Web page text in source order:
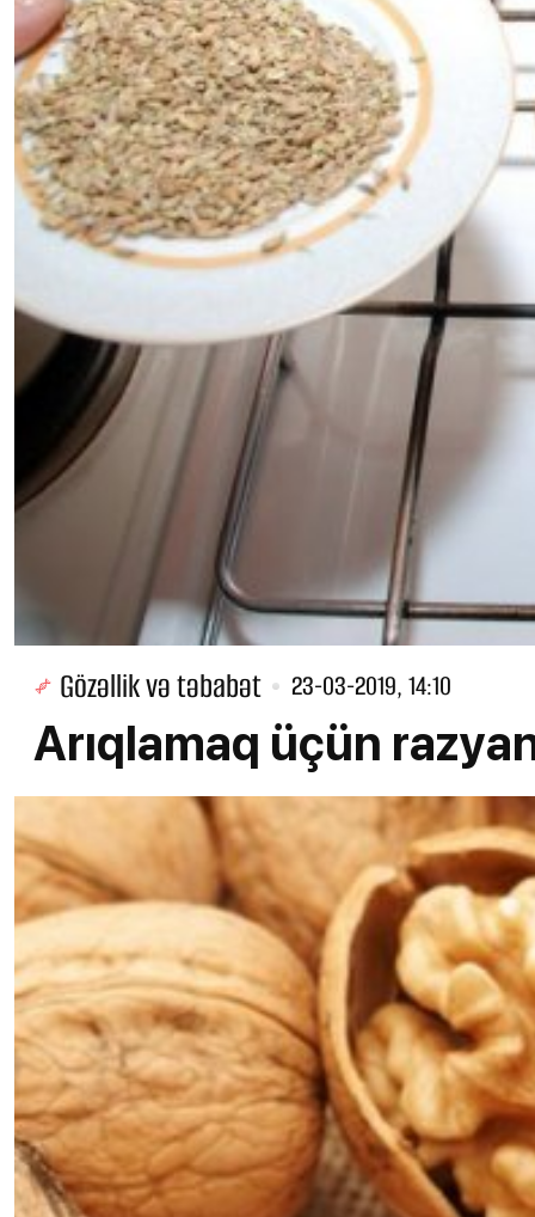
Gözəllik və təbabət 23-03-2019, 14:10
Arıqlamaq üçün